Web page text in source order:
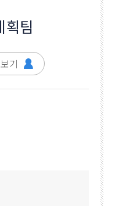
획팀
기